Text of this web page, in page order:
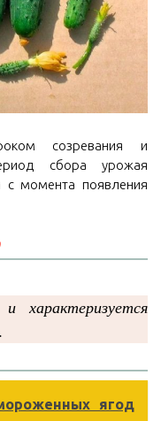
созревания и
сбора урожая
с момента появления
характеризуется
ягод